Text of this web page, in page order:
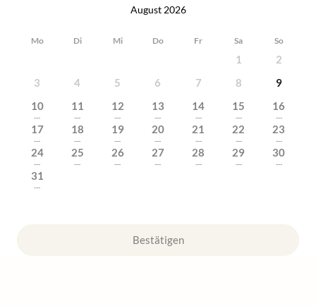
August 2026
Mo Di Mi Do Fr Sa So
1
2
3
4 5 6 7 8
9
10
---
11
---
12
---
13
---
14
---
15
---
16
---
17
---
18
---
19
---
20
---
21
---
22
---
23
---
24
---
25
---
26
---
27
---
28
---
29
---
30
---
31
---
Bestätigen